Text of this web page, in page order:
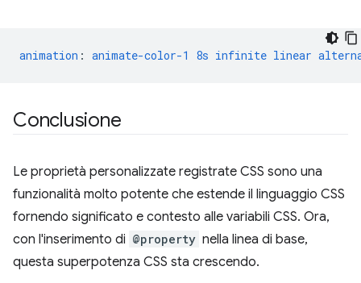
animation : animate-color-1 8s infinite linear
Conclusione
Le proprietà personalizzate registrate CSS sono una
funzionalità molto potente che estende il linguaggio CSS
fornendo significato e contesto alle variabili CSS. Ora,
con l'inserimento di @property nella linea di base,
questa superpotenza CSS sta crescendo.